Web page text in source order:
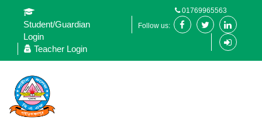
Student/Guardian
Login
Teacher Login
01769965563
Follow us: